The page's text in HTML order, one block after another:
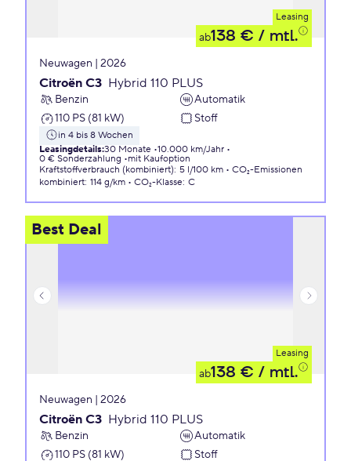
Leasing
ab138 € / mtl.
Neuwagen | 2026
Citroën C3 Hybrid 110 PLUS
Benzin
Automatik
110 PS (81 kW)
Stoff
in 4 bis 8 Wochen
Leasingdetails:30 Monate 10.000 km/Jahr
0 € Sonderzahlung
mit Kaufoption
Kraftstoffverbrauch (kombiniert): 5 l/100 km
CO₂-Emissionen
kombiniert: 114 g/km CO₂-Klasse: C
Best Deal
Leasing
ab138 € / mtl.
Neuwagen | 2026
Citroën C3 Hybrid 110 PLUS
Benzin
Automatik
110 PS (81 kW)
Stoff